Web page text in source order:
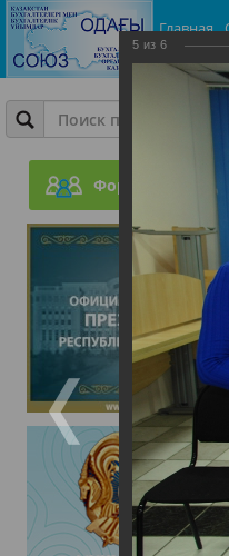
Главная
Форум
5 из 6